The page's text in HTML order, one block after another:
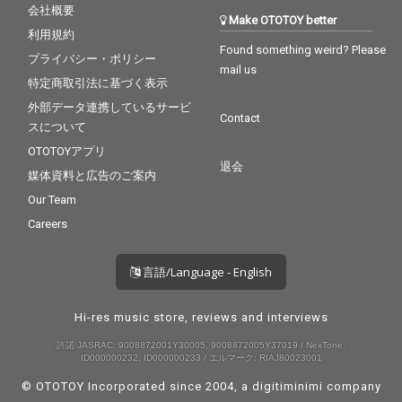
会社概要
利用規約
プライバシー・ポリシー
特定商取引法に基づく表示
外部データ連携しているサービ
スについて
OTOTOYアプリ
媒体資料と広告のご案内
Our Team
Careers
Make OTOTOY better
Found something weird? Please
mail us
Contact
退会
言語/Language - English
Hi-res music store, reviews and interviews
許諾 JASRAC: 9008872001Y30005, 9008872005Y37019 / NexTone:
ID000000232, ID000000233 / エルマーク: RIAJ80023001
© OTOTOY Incorporated since 2004, a digitiminimi company